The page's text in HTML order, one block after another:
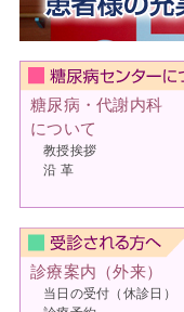
糖尿病・代謝内科
について
教授挨拶
沿 革
診療案内（外来）
当日の受付（休診日）